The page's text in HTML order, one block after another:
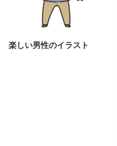
楽しい男性のイラスト